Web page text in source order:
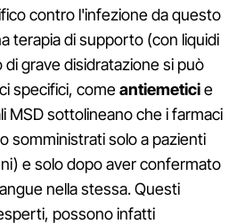
contro l'infezione da questo
terapia di supporto (con liquidi
grave disidratazione si può
specifici, comeantiemeticie
MSD sottolineano che i farmaci
somministrati solo a pazienti
e solo dopo aver confermato
nella stessa. Questi
possono infatti